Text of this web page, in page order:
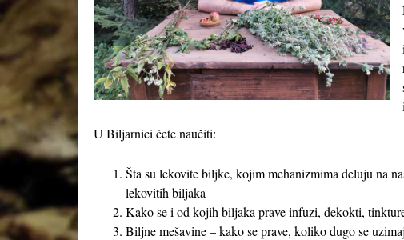
U Biljarnici ćete naučiti:
Šta su lekovite biljke, kojim mehanizmima deluju na
lekovitih biljaka
Kako se i od kojih biljaka prave infuzi, dekokti,
Biljne mešavine – kako se prave, koliko dugo se